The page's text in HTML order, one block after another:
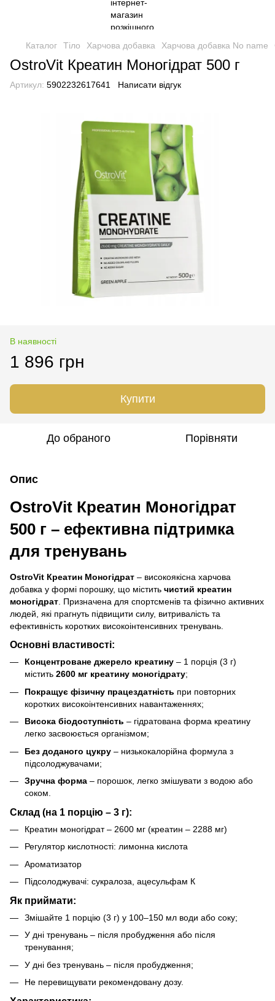
Каталог Тіло Харчова добавка Харчова добавка No name
OstroVit Креатин Моногідрат 500 г
Артикул: 5902232617641 Написати відгук
В наявності
1 896 грн
Купити
До обраного Порівняти
Опис
OstroVit Креатин Моногідрат
500 г – ефективна підтримка
для тренувань
OstroVit Креатин Моногідрат – високоякісна харчова
добавка у формі порошку, що містить чистий креатин
моногідрат . Призначена для спортсменів та фізично активних
людей, які прагнуть підвищити силу, витривалість та
ефективність коротких високоінтенсивних тренувань.
Основні властивості:
Концентроване джерело креатину – 1 порція (3 г)
містить 2600 мг креатину моногідрату;
Покращує фізичну працездатність при повторних
коротких високоінтенсивних навантаженнях;
Висока біодоступність – гідратована форма креатину
легко засвоюється організмом;
Без доданого цукру – низькокалорійна формула з
підсолоджувачами;
Зручна форма – порошок, легко змішувати з водою або
соком.
Склад (на 1 порцію – 3 г):
Креатин моногідрат – 2600 мг (креатин – 2288 мг)
Регулятор кислотності: лимонна кислота
Ароматизатор
Підсолоджувачі: сукралоза, ацесульфам К
Як приймати:
Змішайте 1 порцію (3 г) у 100–150 мл води або соку;
У дні тренувань – після пробудження або після
тренування;
У дні без тренувань – після пробудження;
Не перевищувати рекомендовану дозу.